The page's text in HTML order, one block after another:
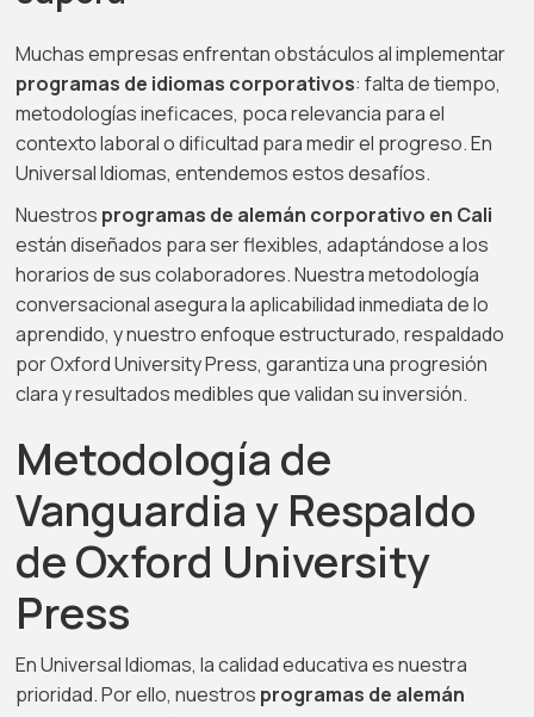
Muchas empresas enfrentan obstáculos al implementar
programas de idiomas corporativos: falta de tiempo,
metodologías ineficaces, poca relevancia para el
contexto laboral o dificultad para medir el progreso. En
Universal Idiomas, entendemos estos desafíos.
Nuestros programas de alemán corporativo en Cali
están diseñados para ser flexibles, adaptándose a los
horarios de sus colaboradores. Nuestra metodología
conversacional asegura la aplicabilidad inmediata de lo
aprendido, y nuestro enfoque estructurado, respaldado
por Oxford University Press, garantiza una progresión
clara y resultados medibles que validan su inversión.
Metodología de
Vanguardia y Respaldo
de Oxford University
Press
En Universal Idiomas, la calidad educativa es nuestra
prioridad. Por ello, nuestros programas de alemán